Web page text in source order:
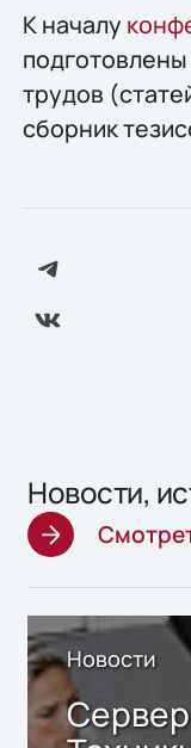
К началу
трудов
сборник
Новости,
Новости